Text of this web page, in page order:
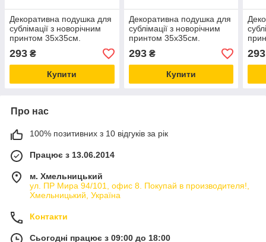
Декоративна подушка для
сублімації з новорічним
принтом 35х35см.
NP21_18
293 ₴
Купити
Декоративна подушка для
сублімації з новорічним
принтом 35х35см.
NP21_25
293₴
Купити
293
Про нас
100% позитивних з 10 відгуків за рік
Працює з 13.06.2014
м. Хмельницький
ул. ПР Мира 94/101, офис 8. Покупай в производителя!,
Хмельницький, Україна
Контакти
Сьогодні працює з 09:00 до 18:00